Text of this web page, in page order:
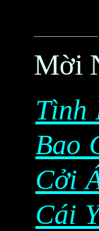
Mời
Tình
Bao
Cởi
Cái